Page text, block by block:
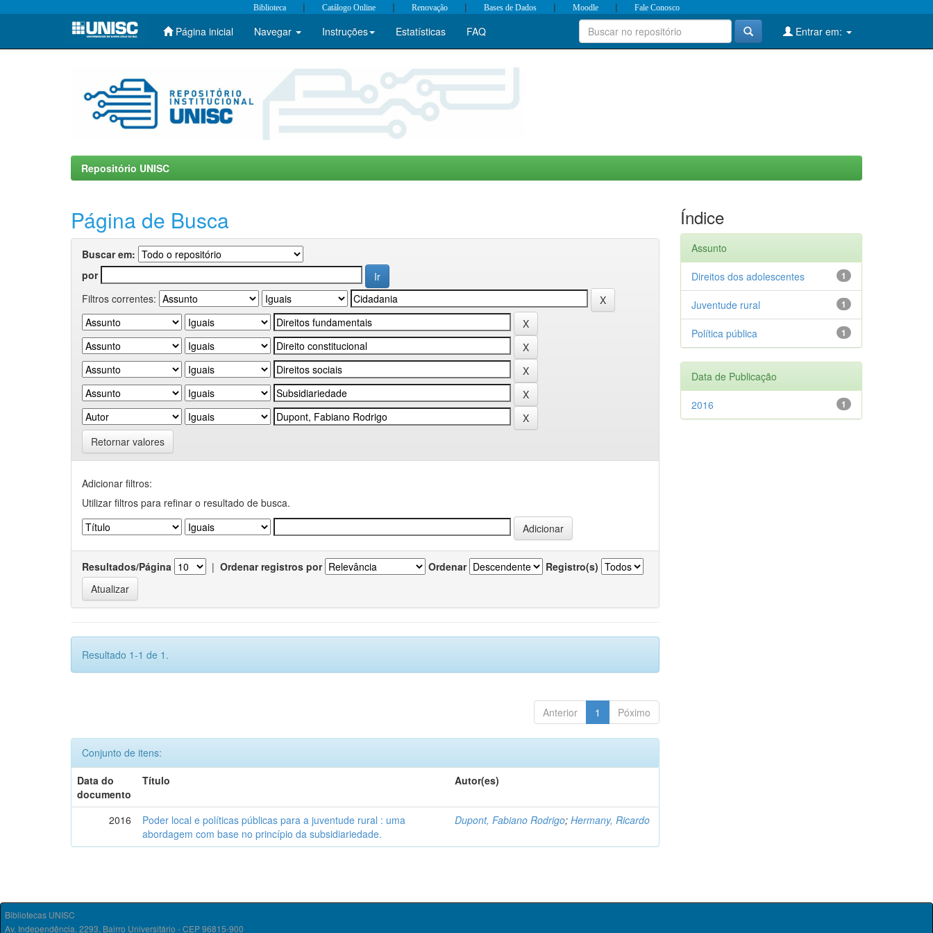
Skip
Biblioteca | Catálogo Online | Renovação | Bases de Dados | Moodle | Fale Conosco
Página inicial Navegar Instruções Estatísticas FAQ Entrar em:
Repositório UNISC
Página de Busca
Buscar em:
por
Filtros correntes:
Retornar valores
Adicionar filtros:
Utilizar filtros para refinar o resultado de busca.
Resultados/Página | Ordenar registros por Ordenar Registro(s)
Resultado 1-1 de 1.
Anterior 1 Póximo
Conjunto de itens:
Data do
documento
Título Autor(es)
2016
Poder local e políticas públicas para a juventude rural : uma
abordagem com base no princípio da subsidiariedade.
Dupont, Fabiano Rodrigo;Hermany, Ricardo
Índice
Assunto
1
Direitos dos adolescentes
1
Juventude rural
1
Política pública
Data de Publicação
1
2016
Bibliotecas UNISC
Av. Independência, 2293, Bairro Universitário - CEP 96815-900